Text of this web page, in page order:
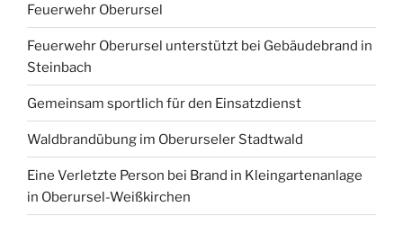
Feuerwehr Oberursel
Feuerwehr Oberursel unterstützt bei Gebäudebrand in
Steinbach
Gemeinsam sportlich für den Einsatzdienst
Waldbrandübung im Oberurseler Stadtwald
Eine Verletzte Person bei Brand in Kleingartenanlage
in Oberursel-Weißkirchen